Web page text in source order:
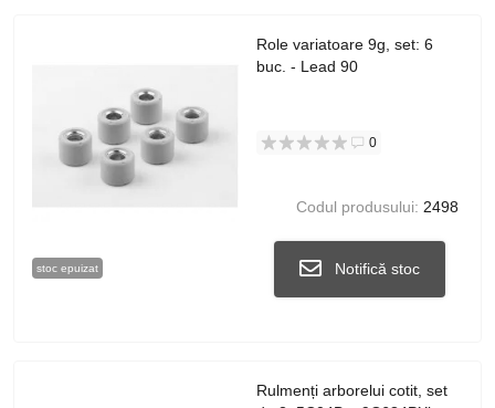
stoc epuizat
Role variatoare 9g, set: 6
buc. - Lead 90
0
Codul produsului: 2498
Notifică stoc
Rulmenți arborelui cotit, set